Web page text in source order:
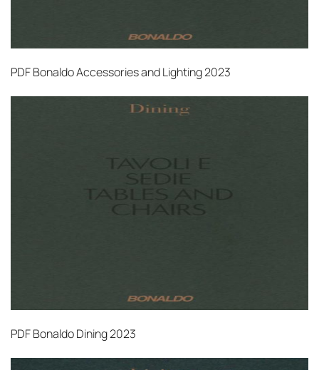
PDFBonaldo Accessories and Lighting 2023
PDFBonaldo Dining 2023